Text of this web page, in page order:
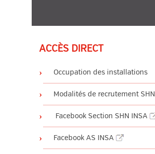
ACCÈS DIRECT
Occupation des installations
Modalités de recrutement SHN
Facebook Section SHN INSA
Facebook AS INSA